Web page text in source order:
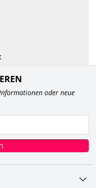
oder neue